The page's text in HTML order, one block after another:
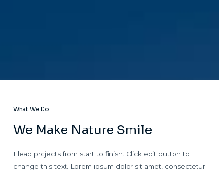
What We Do
We Make Nature Smile
I lead projects from start to finish. Click edit button to
change this text. Lorem ipsum dolor sit amet, consectetur